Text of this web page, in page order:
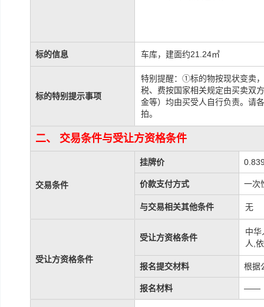
标的信息 车库，建面约21.24㎡
标的特别提示事项
特别提醒：①标的物按现状变卖
税、费按国家相关规定由买卖双
金等）均由买受人自行负责。请
拍。
二、 交易条件与受让方资格条件
交易条件
挂牌价
价款支付方式 一次
与交易相关其他条件 无
受让方资格条件
受让方资格条件
中华
人,
报名提交材料 根据
报名材料 ——